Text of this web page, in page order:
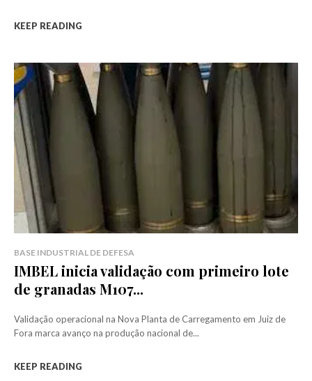
KEEP READING
BASE INDUSTRIAL DE DEFESA
IMBEL inicia validação com primeiro lote
de granadas M107...
Validação operacional na Nova Planta de Carregamento em Juiz de
Fora marca avanço na produção nacional de...
KEEP READING